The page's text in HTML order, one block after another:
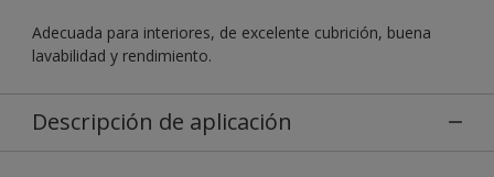
Adecuada para interiores, de excelente cubrición, buena
lavabilidad y rendimiento.
Descripción de aplicación